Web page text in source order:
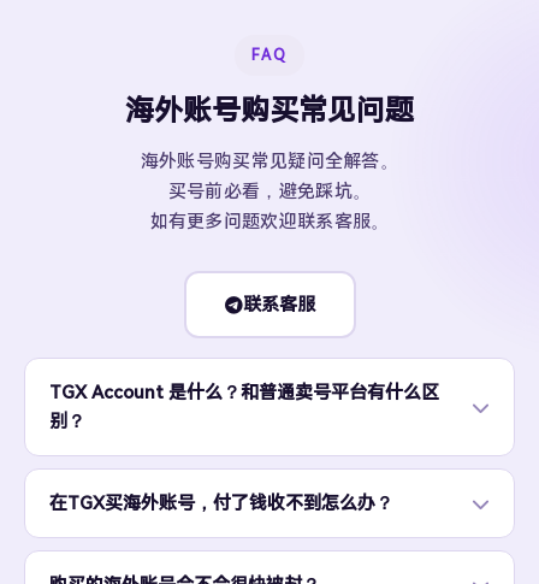
FAQ
海外账号购买常见问题
海外账号购买常见疑问全解答。
买号前必看，避免踩坑。
如有更多问题欢迎联系客服。
联系客服
TGX Account 是什么？和普通卖号平台有什么区
别？
在TGX买海外账号，付了钱收不到怎么办？